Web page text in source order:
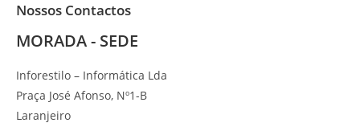
Nossos Contactos
MORADA - SEDE
Inforestilo – Informática Lda
Praça José Afonso, Nº1-B
Laranjeiro